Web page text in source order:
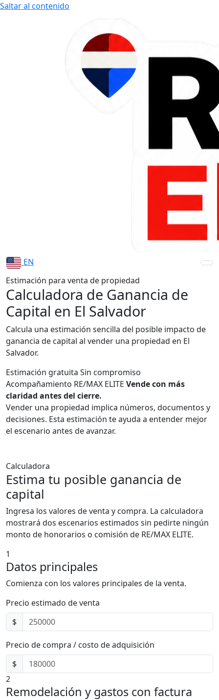
Saltar al contenido
EN
Estimación para venta de propiedad
Calculadora de Ganancia de
Capital en El Salvador
Calcula una estimación sencilla del posible impacto de
ganancia de capital al vender una propiedad en El
Salvador.
Estimación gratuita Sin compromiso
Acompañamiento RE/MAX ELITE Vende con más
claridad antes del cierre.
Vender una propiedad implica números, documentos y
decisiones. Esta estimación te ayuda a entender mejor
el escenario antes de avanzar.
Calculadora
Estima tu posible ganancia de
capital
Ingresa los valores de venta y compra. La calculadora
mostrará dos escenarios estimados sin pedirte ningún
monto de honorarios o comisión de RE/MAX ELITE.
1
Datos principales
Comienza con los valores principales de la venta.
Precio estimado de venta
$
Precio de compra / costo de adquisición
$
2
Remodelación y gastos con factura